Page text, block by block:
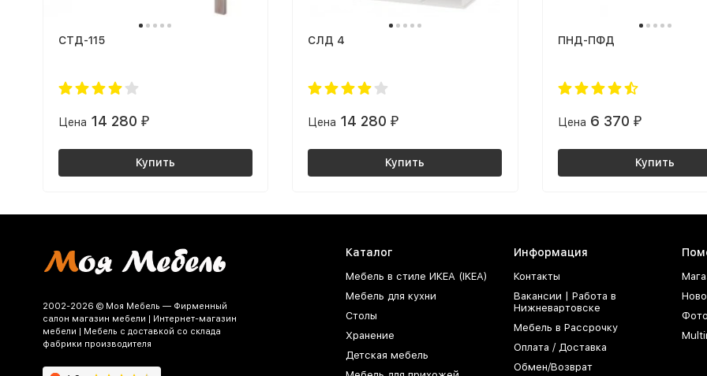
СТД-115
Цена 14 280 ₽
Купить
СЛД 4
Цена 14 280₽
Купить
ПНД-ПФД
Цена 6 370 ₽
Купить
2002-2026 © Моя Мебель — Фирменный
салон магазин мебели | Интернет-магазин
мебели | Мебель с доставкой со склада
фабрики производителя
Каталог
Мебель в стиле ИКЕА (IKEA)
Мебель для кухни
Столы
Хранение
Детская мебель
Информация
Контакты
Вакансии | Работа в
Нижневартовске
Мебель в Рассрочку
Оплата / Доставка
Обмен/Возврат